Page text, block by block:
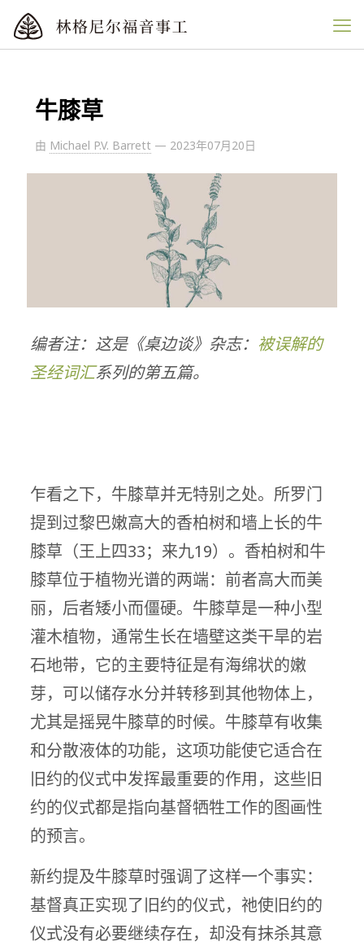
牛膝草
由 Michael P.V. Barrett — 2023年07月20日
编者注：这是《桌边谈》杂志： 被误解的
圣经词汇系列的第五篇。
乍看之下，牛膝草并无特别之处。所罗门
提到过黎巴嫩高大的香柏树和墙上长的牛
膝草（王上四33；来九19）。香柏树和牛
膝草位于植物光谱的两端：前者高大而美
丽，后者矮小而僵硬。牛膝草是一种小型
灌木植物，通常生长在墙壁这类干旱的岩
石地带，它的主要特征是有海绵状的嫩
芽，可以储存水分并转移到其他物体上，
尤其是摇晃牛膝草的时候。牛膝草有收集
和分散液体的功能，这项功能使它适合在
旧约的仪式中发挥最重要的作用，这些旧
约的仪式都是指向基督牺牲工作的图画性
的预言。
新约提及牛膝草时强调了这样一个事实：
基督真正实现了旧约的仪式，祂使旧约的
仪式没有必要继续存在，却没有抹杀其意